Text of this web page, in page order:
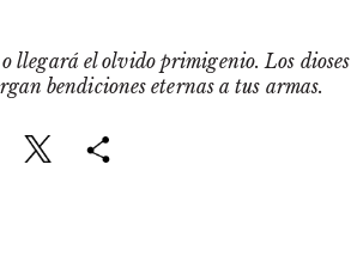
llegará el olvido primigenio. Los dioses
bendiciones eternas a tus armas.